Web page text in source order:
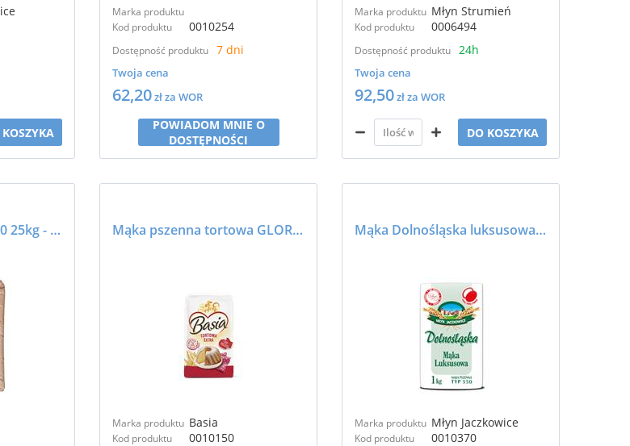
Marka produktu
Kod produktu
0010254
Dostępność produktu 7 dni
Twoja cena
62,20zł za WOR
POWIADOM MNIE O
DOSTĘPNOŚCI
Marka produktu Młyn Strumień
Kod produktu 0006494
Dostępność produktu 24h
Twoja cena
92,50zł za WOR
DO KOSZYKA
Mąka pszenna typ 500 25kg - GOODMILLS Mąka pszenna tortowa GLORIA/BASIA typ 405 (10*1kg) - GOODMILLS
Marka produktu Basia
Kod produktu 0010150
Mąka Dolnośląska luksusowa typ 550 (10*1kg) - Młyn Jaczkowice
Marka produktu Młyn Jaczkowice
Kod produktu 0010370